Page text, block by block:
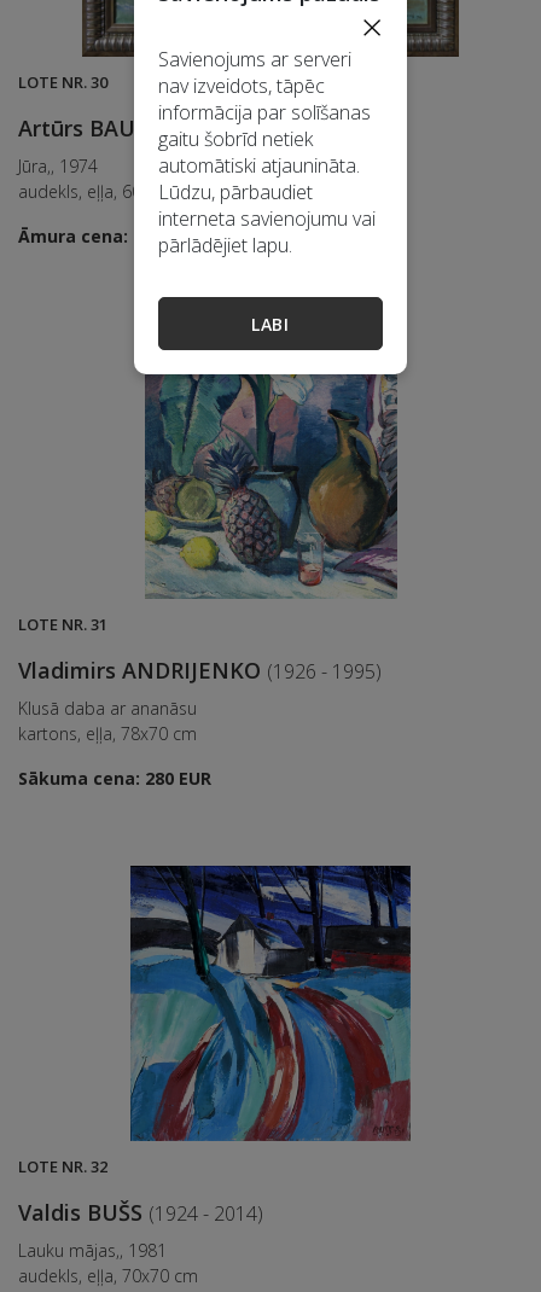
×
Savienojums ar serveri
nav izveidots, tāpēc
informācija par solīšanas
gaitu šobrīd netiek
automātiski atjaunināta.
Lūdzu, pārbaudiet
interneta savienojumu vai
pārlādējiet lapu.
LABI
LOTE NR. 30
Artūrs BAUMANIS(1892 - 1975)
Jūra,, 1974
audekls, eļļa, 60x90 cm
Āmura cena: 450 EUR
LOTE NR. 31
Vladimirs ANDRIJENKO (1926 - 1995)
Klusā daba ar ananāsu
kartons, eļļa, 78x70 cm
Sākuma cena: 280 EUR
LOTE NR. 32
Valdis BUŠS (1924 - 2014)
Lauku mājas,, 1981
audekls, eļļa, 70x70 cm